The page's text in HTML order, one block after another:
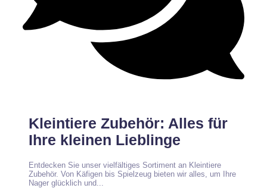
Kleintiere Zubehör: Alles für
Ihre kleinen Lieblinge
Entdecken Sie unser vielfältiges Sortiment an Kleintiere
Zubehör. Von Käfigen bis Spielzeug bieten wir alles, um Ihre
Nager glücklich und...